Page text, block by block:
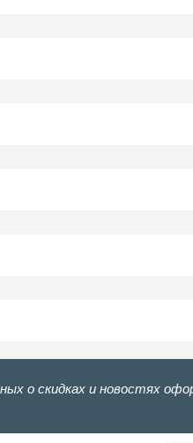
о скидках и новостях